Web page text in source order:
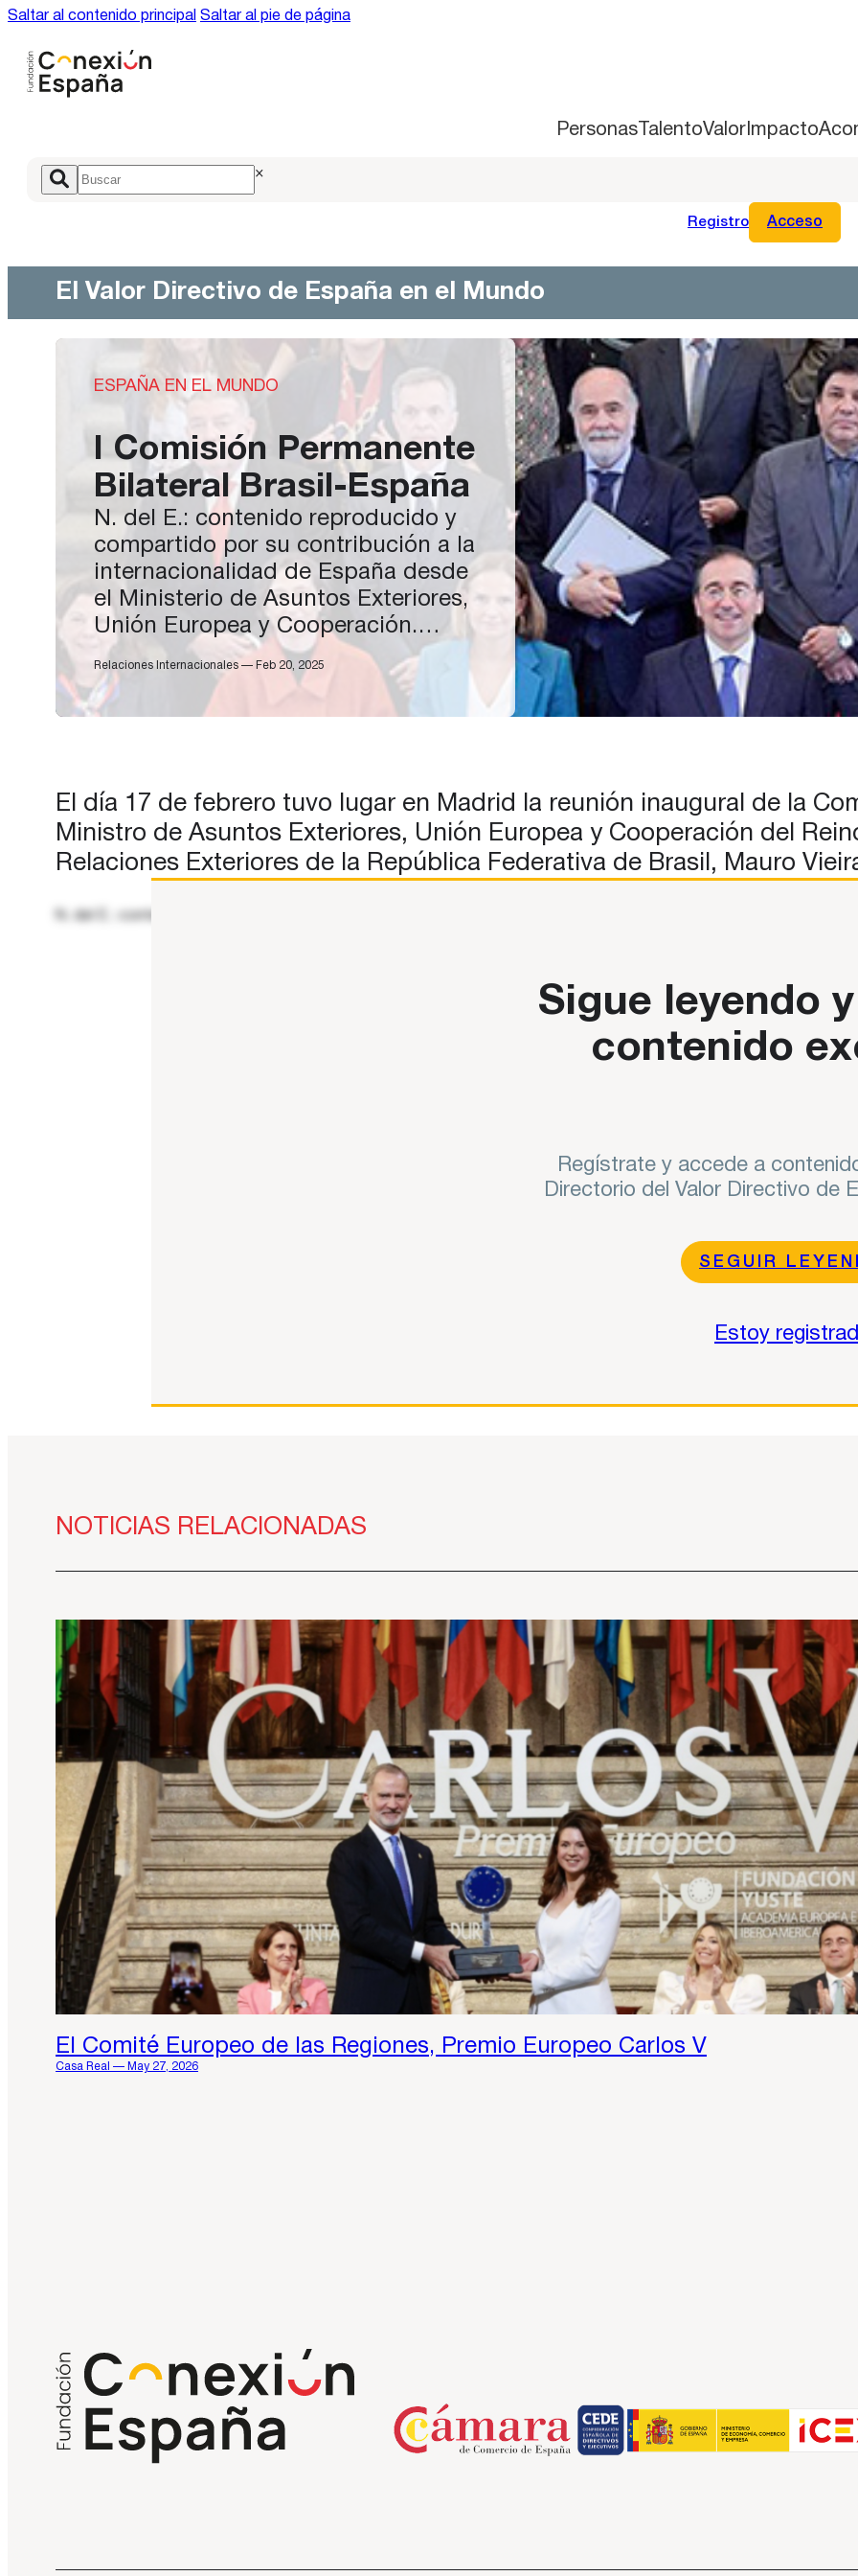
Saltar al contenido principal Saltar al pie de página
PersonasTalentoValorImpacto
×
Registro Acceso
El Valor Directivo de España en el Mundo
ESPAÑA EN EL MUNDO
I Comisión Permanente
Bilateral Brasil-España
N. del E.: contenido reproducido y
compartido por su contribución a la
internacionalidad de España desde
el Ministerio de Asuntos Exteriores,
Unión Europea y Cooperación.
Puedes ver el contenido
original aquí.
Relaciones Internacionales — Feb 20, 2025
El día 17 de febrero tuvo lugar en Madrid la reunión inaugural de la
Ministro de Asuntos Exteriores, Unión Europea y Cooperación del
Relaciones Exteriores de la República Federativa de Brasil, Mauro
Sigue leyendo
contenido
Regístrate y accede a
Directorio del Valor Directivo de
SEGUIR
Estoy
NOTICIAS RELACIONADAS
El Comité Europeo de las Regiones, Premio Europeo Carlos V
Casa Real — May 27, 2026